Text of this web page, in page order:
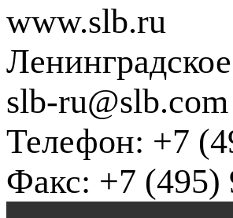
www.slb.ru
slb-ru@slb.com
Телефон: +7
Факс: +7 (495)